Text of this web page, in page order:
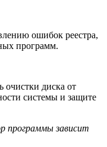
ошибок реестра,
программ.
очистки диска от
системы и защите
программы зависит